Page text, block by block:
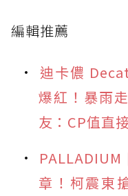
編輯推薦
迪卡儂
爆紅！暴雨
友：CP值直
章！柯震東